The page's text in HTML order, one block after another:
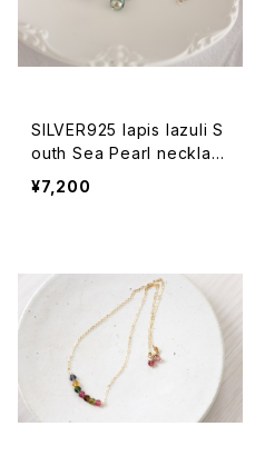
SILVER925 lapis lazuli S
outh Sea Pearl necklac
e[kgf0752]
¥7,200